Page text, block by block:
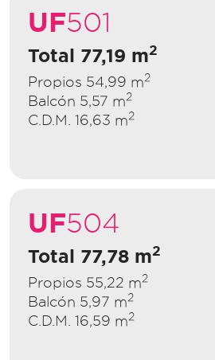
UF501
Total 77,19 m2
Propios 54,99 m2
Balcón 5,57 m2
C.D.M. 16,63 m2
UF504
Total 77,78 m2
Propios 55,22 m2
Balcón 5,97 m2
C.D.M. 16,59 m2